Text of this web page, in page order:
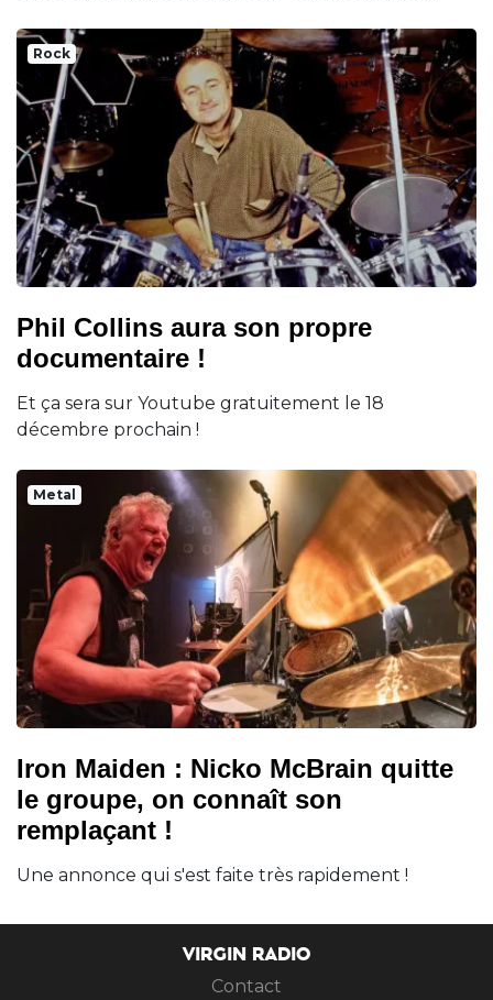
Rock
Phil Collins aura son propre
documentaire !
Et ça sera sur Youtube gratuitement le 18
décembre prochain !
Metal
Iron Maiden : Nicko McBrain quitte
le groupe, on connaît son
remplaçant !
Une annonce qui s'est faite très rapidement !
VIRGIN RADIO
Contact